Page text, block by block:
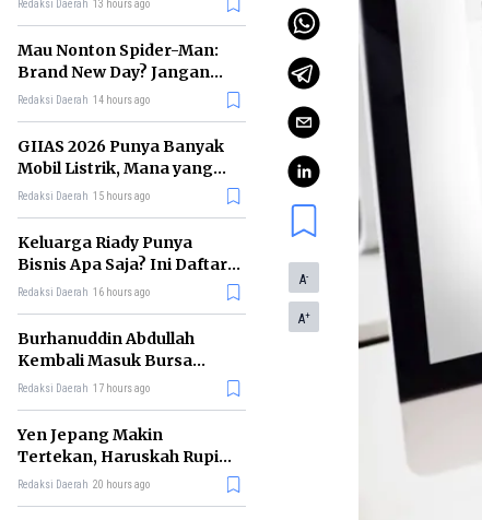
Redaksi Daerah 13 hours ago
Mau Nonton Spider-Man:
Brand New Day? Jangan
Lewatkan 6 Film Penting
Redaksi Daerah 14 hours ago
GIIAS 2026 Punya Banyak
Mobil Listrik, Mana yang
Cocok untuk Gaji Rp10 Juta?
Redaksi Daerah 15 hours ago
Keluarga Riady Punya
Bisnis Apa Saja? Ini Daftar
Kerajaan Usahanya
Redaksi Daerah 16 hours ago
Burhanuddin Abdullah
Kembali Masuk Bursa
Gubernur BI, Ini Rekam
Redaksi Daerah 17 hours ago
Yen Jepang Makin
Tertekan, Haruskah Rupiah
Ikut Khawatir?
Redaksi Daerah 20 hours ago
A-
A+